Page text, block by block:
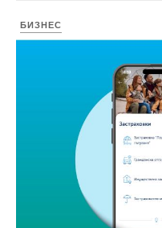
БИЗНЕС